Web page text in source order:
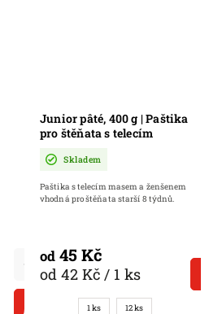
DO KOŠÍKU
Junior pâté, 400 g | Paštika
pro štěňata s telecím
Skladem
od 45 Kč
od 42 Kč / 1 ks
Paštika s telecím masem a ženšenem
vhodná pro štěňata starší 8 týdnů.
1 ks 12 ks